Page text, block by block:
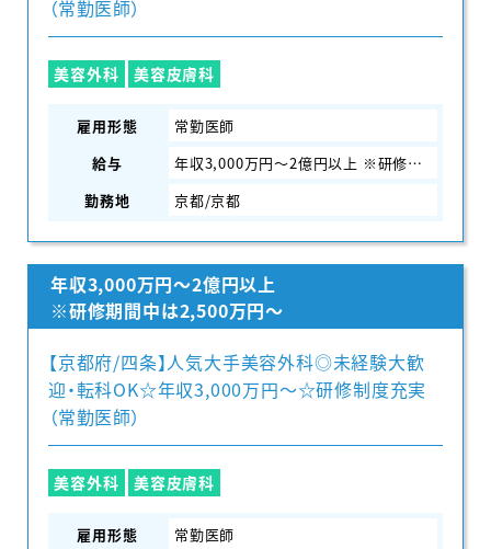
（常勤医師）
美容外科 美容皮膚科
雇用形態
常勤医師
給与
年収3,000万円～2億円以上 ※研修期間中は2,500万円～
勤務地
京都/京都
年収3,000万円～2億円以上
※研修期間中は2,500万円～
【京都府/四条】人気大手美容外科◎未経験大歓
迎・転科OK☆年収3,000万円〜☆研修制度充実
（常勤医師）
美容外科 美容皮膚科
雇用形態
常勤医師